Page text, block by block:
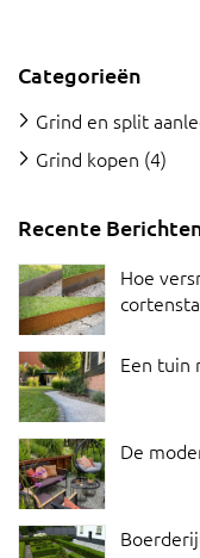
Categorieën
Grind en split
Grind kopen (4)
Recente
Hoe
Een tuin
De